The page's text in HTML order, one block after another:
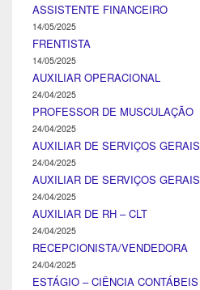
ASSISTENTE FINANCEIRO
14/05/2025
FRENTISTA
14/05/2025
AUXILIAR OPERACIONAL
24/04/2025
PROFESSOR DE MUSCULAÇÃO
24/04/2025
AUXILIAR DE SERVIÇOS GERAIS
24/04/2025
AUXILIAR DE SERVIÇOS GERAIS
24/04/2025
AUXILIAR DE RH – CLT
24/04/2025
RECEPCIONISTA/VENDEDORA
24/04/2025
ESTÁGIO – CIÊNCIA CONTÁBEIS